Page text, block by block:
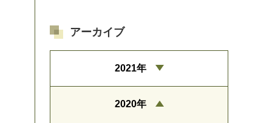
アーカイブ
2021年
2020年